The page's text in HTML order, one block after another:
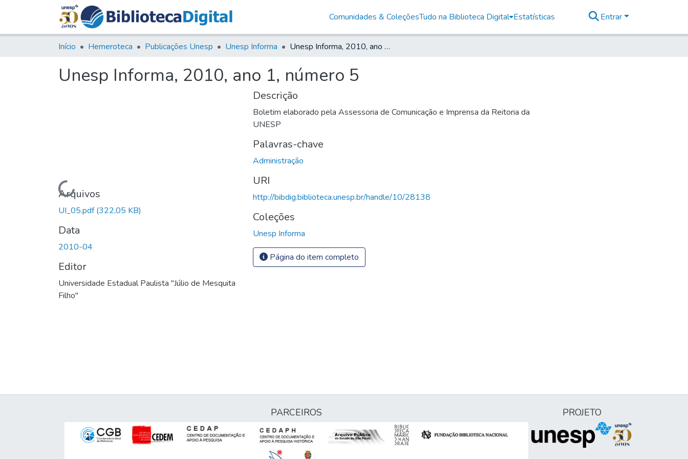
Comunidades & ColeçõesTudo na Biblioteca Digital Estatísticas Entrar
Início Hemeroteca Publicações Unesp Unesp Informa Unesp Informa, 2010, ano 1, número 5
Unesp Informa, 2010, ano 1, número 5
Carregando...
Arquivos
UI_05.pdf(322,05 KB)
Data
2010-04
Editor
Universidade Estadual Paulista "Júlio de Mesquita
Filho"
Descrição
Boletim elaborado pela Assessoria de Comunicação e Imprensa da Reitoria da
UNESP
Palavras-chave
Administração
URI
http://bibdig.biblioteca.unesp.br/handle/10/28138
Coleções
Unesp Informa
Página do item completo
PARCEIROS PROJETO